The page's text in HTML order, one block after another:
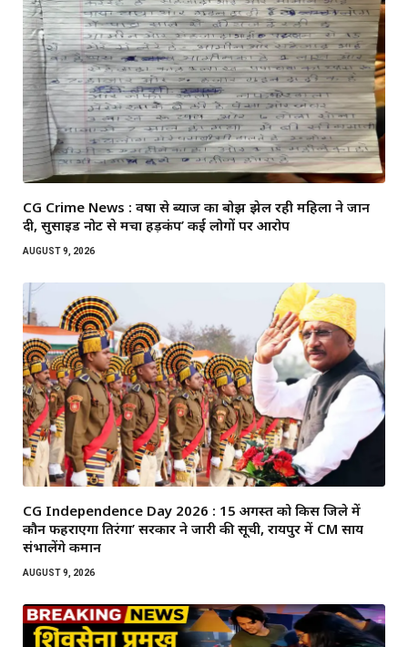
CG Crime News : वर्षों से ब्याज का बोझ झेल रही महिला ने जान
दी, सुसाइड नोट से मचा हड़कंप’ कई लोगों पर आरोप
AUGUST 9, 2026
CG Independence Day 2026 : 15 अगस्त को किस जिले में
कौन फहराएगा तिरंगा’ सरकार ने जारी की सूची, रायपुर में CM साय
संभालेंगे कमान
AUGUST 9, 2026